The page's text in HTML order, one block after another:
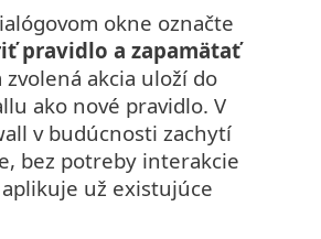
okne označte
pravidlo a zapamätať
zvolená akcia uloží do
ako nové pravidlo. V
v budúcnosti zachytí
bez potreby interakcie
už existujúce